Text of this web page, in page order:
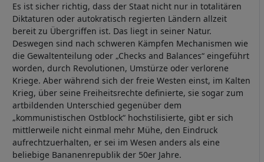
Es ist sicher richtig, dass der Staat nicht nur in totalitären
Diktaturen oder autokratisch regierten Ländern allzeit
bereit zu Übergriffen ist. Das liegt in seiner Natur.
Deswegen sind nach schweren Kämpfen Mechanismen wie
die Gewaltenteilung oder „Checks and Balances“ eingeführt
worden, durch Revolutionen, Umstürze oder verlorene
Kriege. Aber während sich der freie Westen einst, im Kalten
Krieg, über seine Freiheitsrechte definierte, sie sogar zum
artbildenden Unterschied gegenüber dem
„kommunistischen Ostblock“ hochstilisierte, gibt er sich
mittlerweile nicht einmal mehr Mühe, den Eindruck
aufrechtzuerhalten, er sei im Wesen anders als eine
beliebige Bananenrepublik der 50er Jahre.